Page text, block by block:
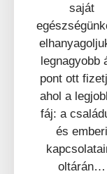
saját
legnagyobb
pont ott
ahol a
fáj: a
és emberi
oltárán…